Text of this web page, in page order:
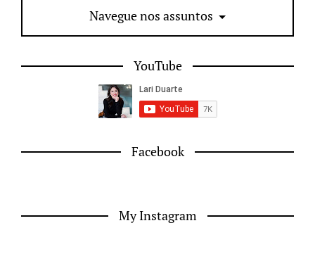
Navegue nos assuntos
YouTube
Facebook
My Instagram